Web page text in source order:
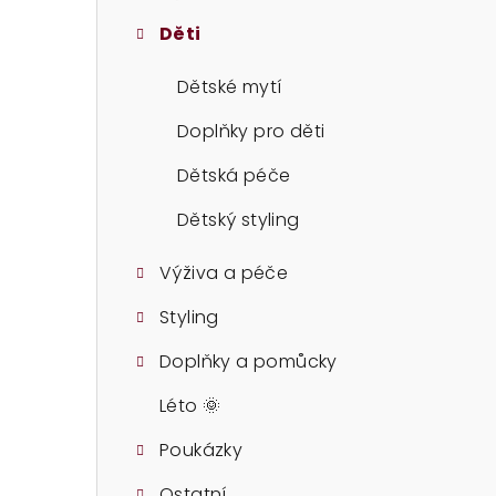
Děti
Dětské mytí
Doplňky pro děti
Dětská péče
Dětský styling
Výživa a péče
Styling
Doplňky a pomůcky
Léto 🌞
Poukázky